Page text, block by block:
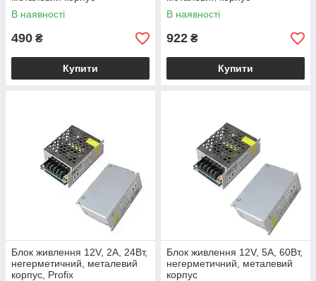
В наявності
490 ₴
Купити
В наявності
922 ₴
Купити
Блок живлення 12V, 2A, 24Вт,
негерметичний, металевий
корпус, Profix
Блок живлення 12V, 5A, 60Вт,
негерметичний, металевий
корпус